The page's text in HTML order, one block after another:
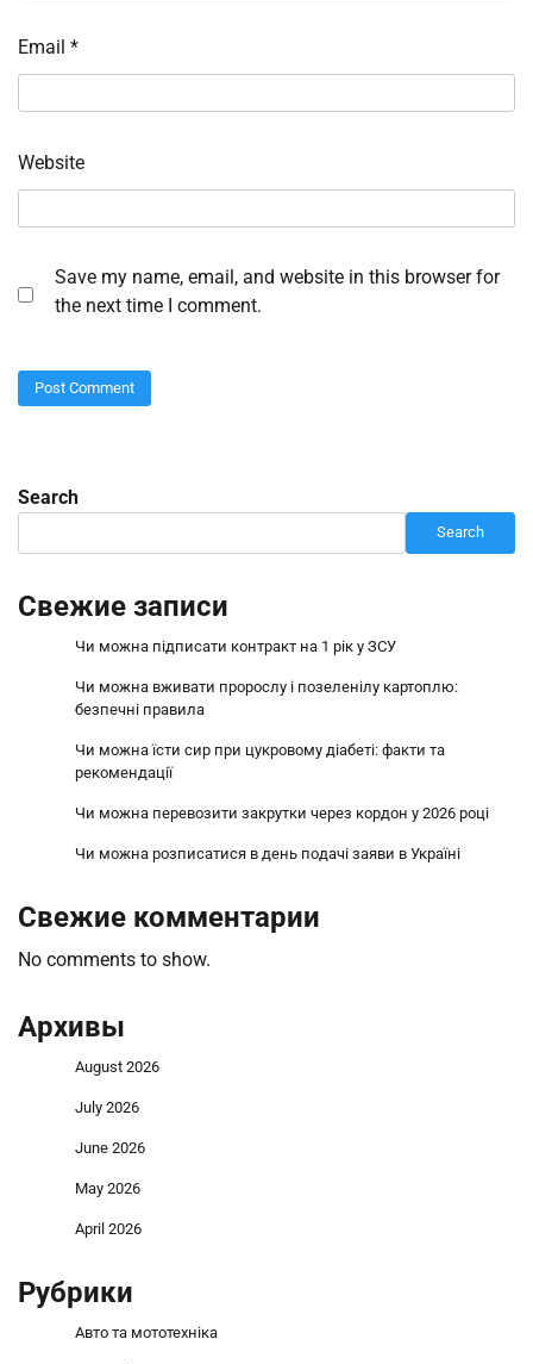
Email *
Website
Save my name, email, and website in this browser for
the next time I comment.
Search
Search
Свежие записи
Чи можна підписати контракт на 1 рік у ЗСУ
Чи можна вживати пророслу і позеленілу картоплю:
безпечні правила
Чи можна їсти сир при цукровому діабеті: факти та
рекомендації
Чи можна перевозити закрутки через кордон у 2026 році
Чи можна розписатися в день подачі заяви в Україні
Свежие комментарии
No comments to show.
Архивы
August 2026
July 2026
June 2026
May 2026
April 2026
Рубрики
Авто та мототехніка